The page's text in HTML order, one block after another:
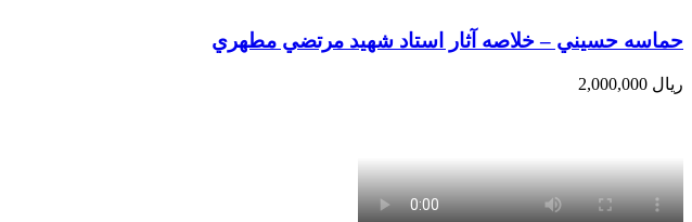
حماسه حسيني – خلاصه آثار استاد شهيد مرتضي مطهري
ریال